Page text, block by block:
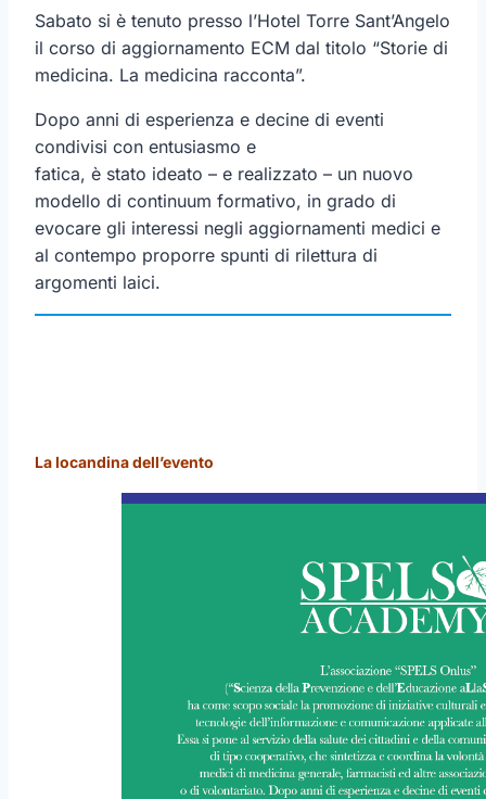
Sabato si è tenuto presso l’Hotel Torre Sant’Angelo
il corso di aggiornamento ECM dal titolo “Storie di
medicina. La medicina racconta”.
Dopo anni di esperienza e decine di eventi
condivisi con entusiasmo e
fatica, è stato ideato – e realizzato – un nuovo
modello di continuum formativo, in grado di
evocare gli interessi negli aggiornamenti medici e
al contempo proporre spunti di rilettura di
argomenti laici.
La locandina dell’evento